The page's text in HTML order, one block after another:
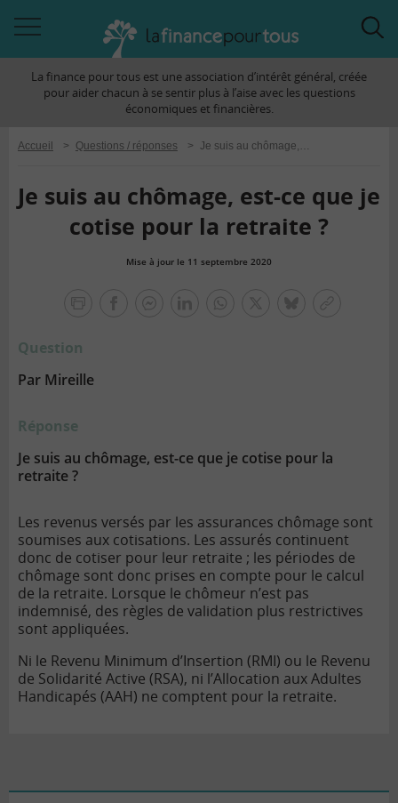
àLa finance pour tous est une association d’intérêt général, créée
pour aider chacun à se sentir plus à l’aise avec les questions
économiques et financières.
Accueil > Questions / réponses > Je suis au chômage, est-ce que je cotise pour la retraite ?
Je suis au chômage, est-ce que je
cotise pour la retraite ?
Mise à jour le 11 septembre 2020
Question
Par Mireille
Réponse
Je suis au chômage, est-ce que je cotise pour la
retraite ?
Les revenus versés par les assurances chômage sont
soumises aux cotisations. Les assurés continuent
donc de cotiser pour leur retraite ; les périodes de
chômage sont donc prises en compte pour le calcul
de la retraite. Lorsque le chômeur n’est pas
indemnisé, des règles de validation plus restrictives
sont appliquées.
Ni le Revenu Minimum d’Insertion (RMI) ou le Revenu
de Solidarité Active (RSA), ni l’Allocation aux Adultes
Handicapés (AAH) ne comptent pour la retraite.